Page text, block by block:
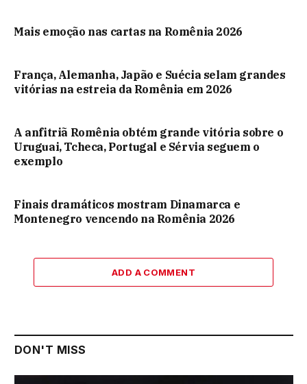
Mais emoção nas cartas na Romênia 2026
França, Alemanha, Japão e Suécia selam grandes
vitórias na estreia da Romênia em 2026
A anfitriã Romênia obtém grande vitória sobre o
Uruguai, Tcheca, Portugal e Sérvia seguem o
exemplo
Finais dramáticos mostram Dinamarca e
Montenegro vencendo na Romênia 2026
ADD A COMMENT
DON'T MISS